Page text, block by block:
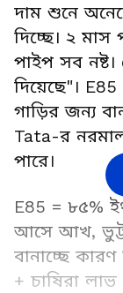
দাম শুনে
দিচ্ছে। ২
পাইপ সব
দিয়েছে"।
গাড়ির জন্য
Tata-র
পারে।
E85 = ৮৫%
আসে আখ,
বানাচ্ছে
+ চাষিরা